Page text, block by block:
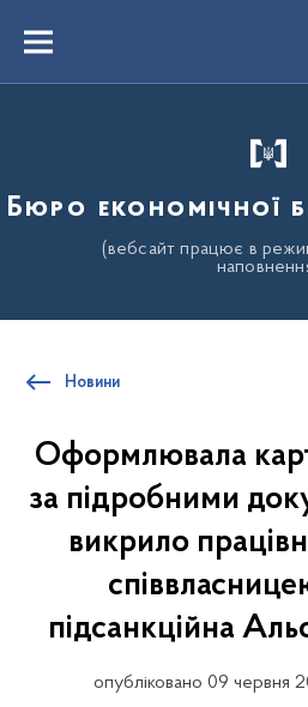
вмістуMenu
Бюро економічної
(вебсайт працює в
Новини
Оформлювала
за підробними
викрило
підсанкційна
опубліковано 09 червня